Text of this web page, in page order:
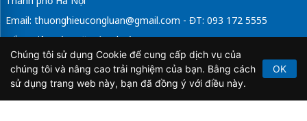
Email: thuonghieucongluan@gmail.com - ĐT: 093 172 5555
Tổng Biên Tập: Vũ Đức Thuận
Giấy phép hoạt động báo chí điện tử số 64/GP-BTTTT do Bộ
Thông tin và Truyền thông cấp ngày 21/2/2020.
Chúng tôi sử dụng Cookie để cung cấp dịch vụ của
chúng tôi và nâng cao trải nghiệm của bạn. Bằng cách
sử dụng trang web này, bạn đã đồng ý với điều này.
OK